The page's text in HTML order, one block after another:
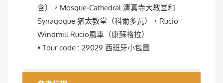
含），Mosque-Cathedral 清真寺大教堂和
Synagogue 猶太教堂（科爾多瓦），Rucio
Windmill Rucio風車（康蘇格拉）
• Tour code : 29029 西班牙小包團